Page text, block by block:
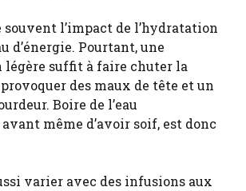
souvent l’impact de l’hydratation
d’énergie. Pourtant, une
légère suffit à faire chuter la
des maux de tête et un
Boire de l’eau
même d’avoir soif, est donc
varier avec des infusions aux